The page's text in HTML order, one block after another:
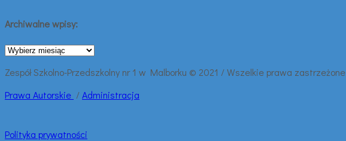
Archiwalne wpisy:
Archiwalne
Zespół Szkolno-Przedszkolny nr 1 w Malborku © 2021 / Wszelkie prawa zastrzeżone
Prawa Autorskie /Administracja
Polityka prywatności